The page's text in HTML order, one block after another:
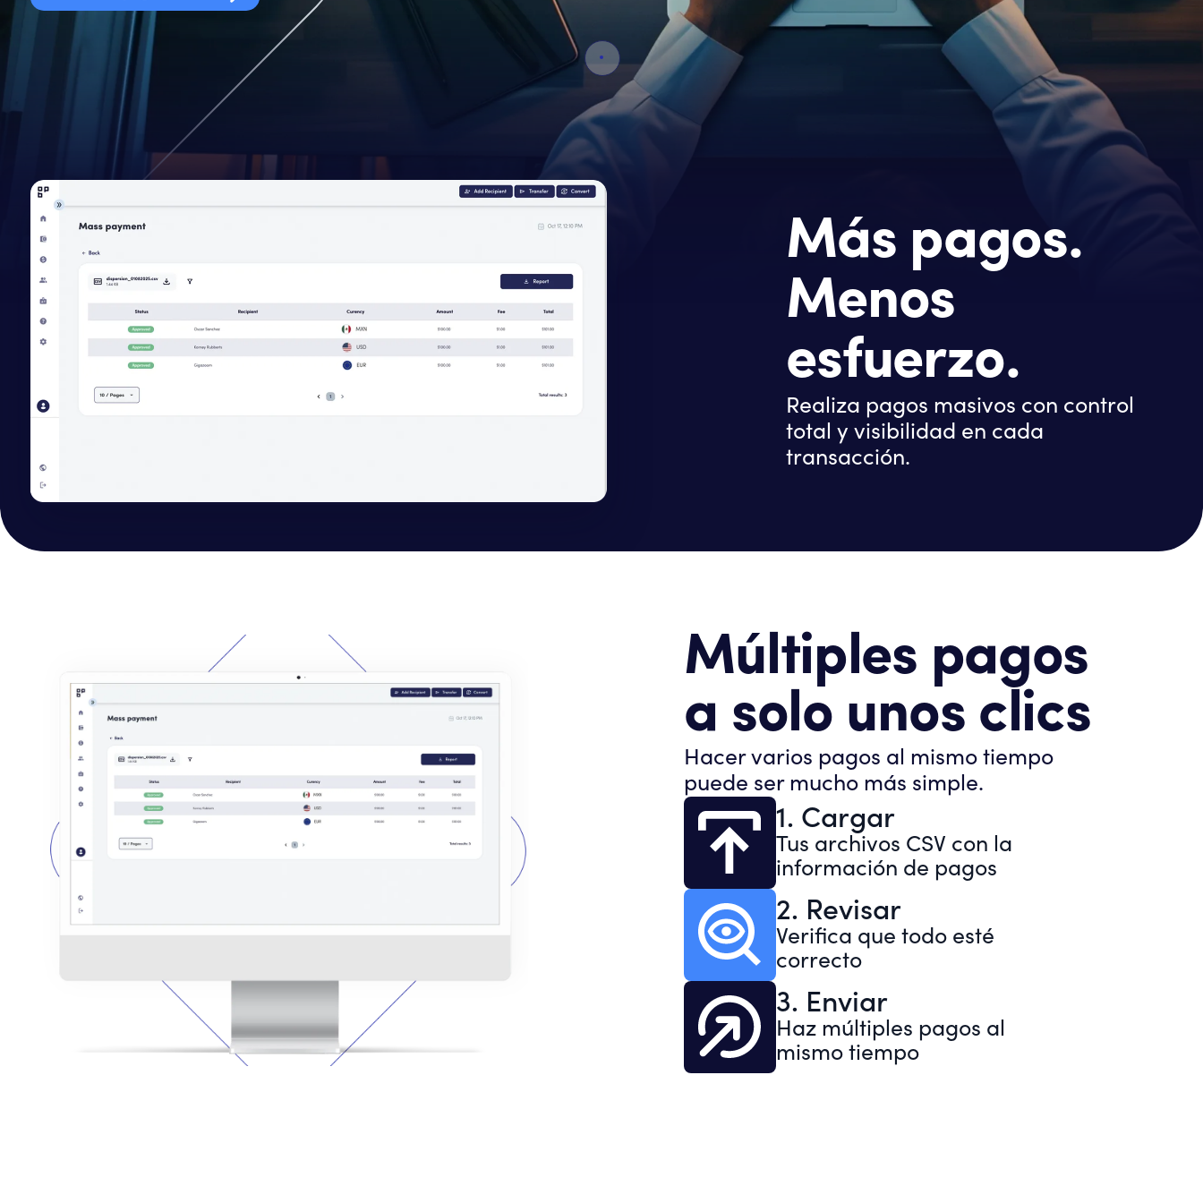
Más pagos.
Menos
esfuerzo.
Realiza pagos masivos con control
total y visibilidad en cada
transacción.
Múltiples pagos
a solo unos clics
Hacer varios pagos al mismo tiempo
puede ser mucho más simple.
1. Cargar
Tus archivos CSV con la
información de pagos
2. Revisar
Verifica que todo esté
correcto
3. Enviar
Haz múltiples pagos al
mismo tiempo